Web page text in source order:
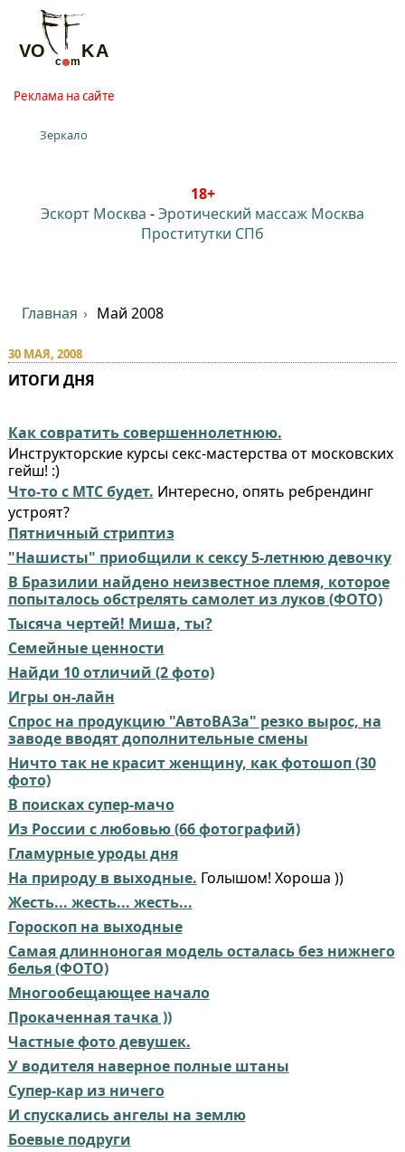
Реклама на сайте
Зеркало
18+
Эскорт Москва -Эротический массаж Москва
Проститутки СПб
Главная Май 2008
30 МАЯ, 2008
ИТОГИ ДНЯ
Как совратить совершеннолетнюю.
Инструкторские курсы секс-мастерства от московских
гейш! :)
Что-то с МТС будет. Интересно, опять ребрендинг
устроят?
Пятничный стриптиз
"Нашисты" приобщили к сексу 5-летнюю девочку
В Бразилии найдено неизвестное племя, которое
попыталось обстрелять самолет из луков (ФОТО)
Тысяча чертей! Миша, ты?
Семейные ценности
Найди 10 отличий (2 фото)
Игры он-лайн
Спрос на продукцию "АвтоВАЗа" резко вырос, на
заводе вводят дополнительные смены
Ничто так не красит женщину, как фотошоп (30
фото)
В поисках супер-мачо
Из России с любовью (66 фотографий)
Гламурные уроды дня
На природу в выходные. Голышом! Хороша ))
Жесть... жесть... жесть...
Гороскоп на выходные
Самая длинноногая модель осталась без нижнего
белья (ФОТО)
Многообещающее начало
Прокаченная тачка ))
Частные фото девушек.
У водителя наверное полные штаны
Супер-кар из ничего
И спускались ангелы на землю
Боевые подруги